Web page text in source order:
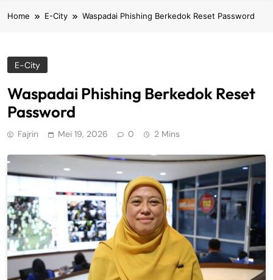
Home E-City Waspadai Phishing Berkedok Reset Password
E-City
Waspadai Phishing Berkedok Reset
Password
Fajrin Mei 19, 2026 0 2 Mins